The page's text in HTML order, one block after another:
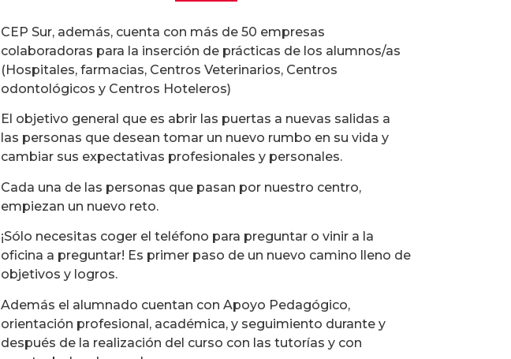
CEP Sur, además, cuenta con más de 50 empresas
colaboradoras para la inserción de prácticas de los alumnos/as
(Hospitales, farmacias, Centros Veterinarios, Centros
odontológicos y Centros Hoteleros)
El objetivo general que es abrir las puertas a nuevas salidas a
las personas que desean tomar un nuevo rumbo en su vida y
cambiar sus expectativas profesionales y personales.
Cada una de las personas que pasan por nuestro centro,
empiezan un nuevo reto.
¡Sólo necesitas coger el teléfono para preguntar o vinir a la
oficina a preguntar! Es primer paso de un nuevo camino lleno de
objetivos y logros.
Además el alumnado cuentan con Apoyo Pedagógico,
orientación profesional, académica, y seguimiento durante y
después de la realización del curso con las tutorías y con